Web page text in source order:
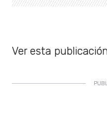
Ver esta